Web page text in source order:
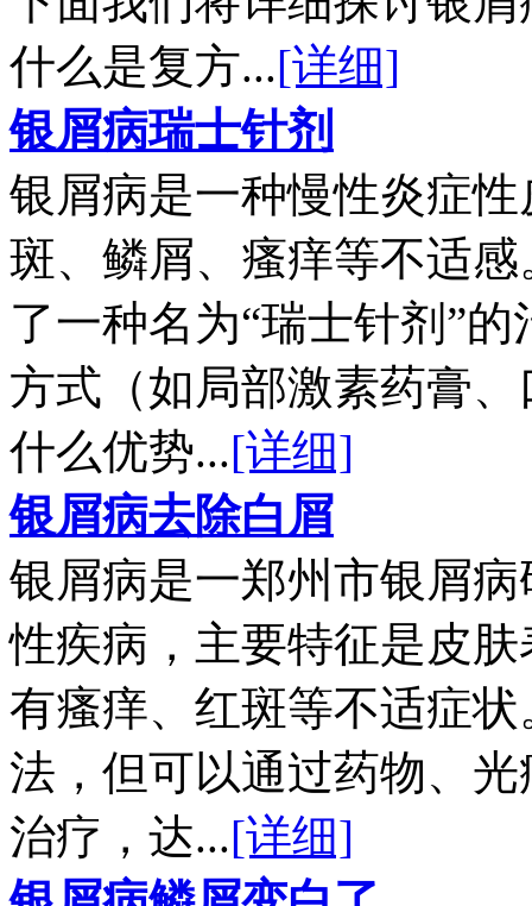
什么是复方...[详细]
银屑病瑞士针剂
银屑病是一种慢性炎症
斑、鳞屑、瘙痒等不适
了一种名为“瑞士针剂”
方式（如局部激素药膏
什么优势...[详细]
银屑病去除白屑
银屑病是一郑州市银屑
性疾病，主要特征是皮
有瘙痒、红斑等不适症
法，但可以通过药物、
治疗，达...[详细]